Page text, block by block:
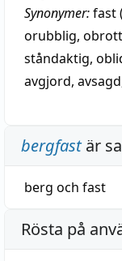
Synonymer:fast
orubblig,
ståndaktig,
avgjord, avsagd
bergfastär
berg och fast
Rösta på